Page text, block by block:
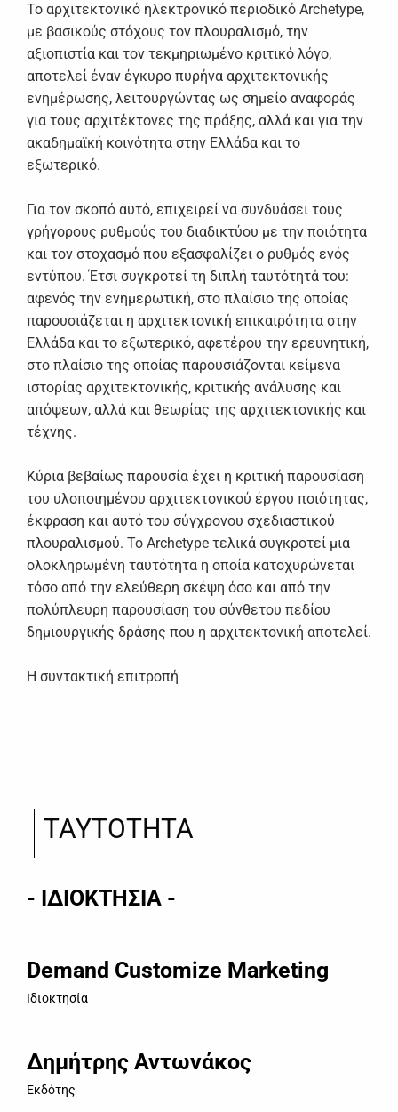
Το αρχιτεκτονικό ηλεκτρονικό περιοδικό Archetype,
με βασικούς στόχους τον πλουραλισμό, την
αξιοπιστία και τον τεκμηριωμένο κριτικό λόγο,
αποτελεί έναν έγκυρο πυρήνα αρχιτεκτονικής
ενημέρωσης, λειτουργώντας ως σημείο αναφοράς
για τους αρχιτέκτονες της πράξης, αλλά και για την
ακαδημαϊκή κοινότητα στην Ελλάδα και το
εξωτερικό.
Για τον σκοπό αυτό, επιχειρεί να συνδυάσει τους
γρήγορους ρυθμούς του διαδικτύου με την ποιότητα
και τον στοχασμό που εξασφαλίζει ο ρυθμός ενός
εντύπου. Έτσι συγκροτεί τη διπλή ταυτότητά του:
αφενός την ενημερωτική, στο πλαίσιο της οποίας
παρουσιάζεται η αρχιτεκτονική επικαιρότητα στην
Ελλάδα και το εξωτερικό, αφετέρου την ερευνητική,
στο πλαίσιο της οποίας παρουσιάζονται κείμενα
ιστορίας αρχιτεκτονικής, κριτικής ανάλυσης και
απόψεων, αλλά και θεωρίας της αρχιτεκτονικής και
τέχνης.
Κύρια βεβαίως παρουσία έχει η κριτική παρουσίαση
του υλοποιημένου αρχιτεκτονικού έργου ποιότητας,
έκφραση και αυτό του σύγχρονου σχεδιαστικού
πλουραλισμού. Το Archetype τελικά συγκροτεί μια
ολοκληρωμένη ταυτότητα η οποία κατοχυρώνεται
τόσο από την ελεύθερη σκέψη όσο και από την
πολύπλευρη παρουσίαση του σύνθετου πεδίου
δημιουργικής δράσης που η αρχιτεκτονική αποτελεί.
Η συντακτική επιτροπή
ΤΑΥΤΟΤΗΤΑ
- ΙΔΙΟΚΤΗΣΙΑ -
Demand Customize Marketing
Ιδιοκτησία
Δημήτρης Αντωνάκος
Εκδότης